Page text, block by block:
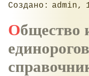
admin
Общество исследователей